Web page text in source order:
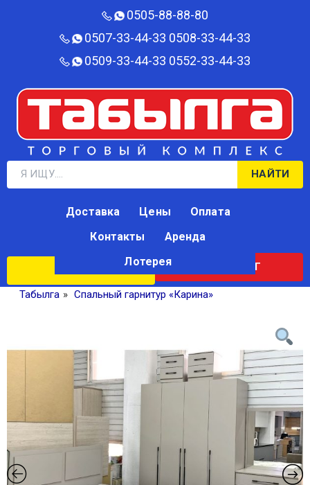
0505-88-88-80‬
0507-33-44-33 0508-33-44-33
0509-33-44-33 0552-33-44-33
НАЙТИ
КАТАЛОГ
Доставка Цены
Оплата
Контакты
Аренда
Лотерея
Табылга » Спальный гарнитур «Карина»